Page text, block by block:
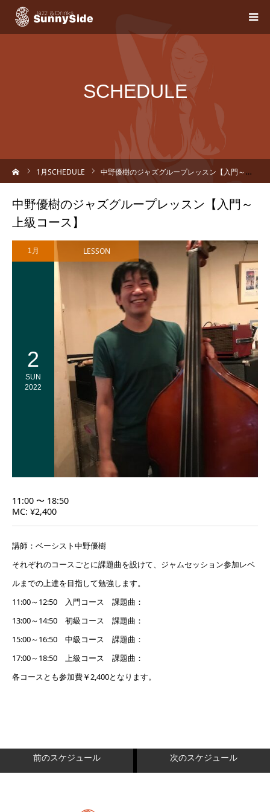
SCHEDULE
1 月SCHEDULE 中野優樹のジャズグループレッスン【入門～上級コース】
中野優樹のジャズグループレッスン【入門～
上級コース】
1月
2
SUN
2022
LESSON
11:00 〜 18:50
MC: ¥2,400
講師：ベーシスト中野優樹
それぞれのコースごとに課題曲を設けて、ジャムセッション参加レベ
ルまでの上達を目指して勉強します。
11:00～12:50 入門コース 課題曲：
13:00～14:50 初級コース 課題曲：
15:00～16:50 中級コース 課題曲：
17:00～18:50 上級コース 課題曲：
各コースとも参加費￥2,400となります。
前のスケジュール 次のスケジュール